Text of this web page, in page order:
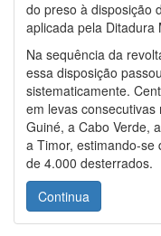
do preso à disposição
aplicada pela Ditadura
Na sequência da
essa disposição
sistematicamente.
em levas
Guiné, a Cabo Verde,
a Timor, estimando-se
de 4.000 desterrados.
Continua